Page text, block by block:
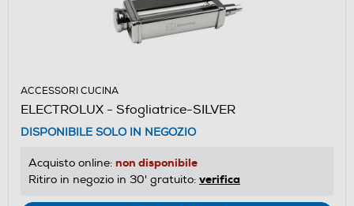
ACCESSORI CUCINA
ELECTROLUX - Sfogliatrice-SILVER
DISPONIBILE SOLO IN NEGOZIO
Acquisto online: non disponibile
Ritiro in negozio in 30' gratuito: verifica